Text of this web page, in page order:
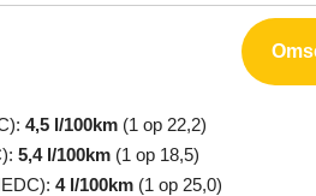
4,5 l/100km (1 op 22,2)
5,4 l/100km (1 op 18,5)
4 l/100km (1 op 25,0)